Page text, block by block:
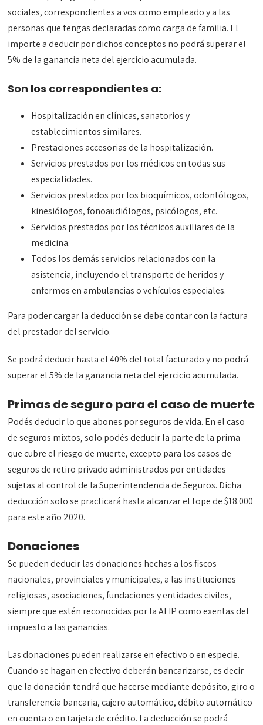
sociales, correspondientes a vos como empleado y a las
personas que tengas declaradas como carga de familia. El
importe a deducir por dichos conceptos no podrá superar el
5% de la ganancia neta del ejercicio acumulada.
Son los correspondientes a:
Hospitalización en clínicas, sanatorios y
establecimientos similares.
Prestaciones accesorias de la hospitalización.
Servicios prestados por los médicos en todas sus
especialidades.
Servicios prestados por los bioquímicos, odontólogos,
kinesiólogos, fonoaudiólogos, psicólogos, etc.
Servicios prestados por los técnicos auxiliares de la
medicina.
Todos los demás servicios relacionados con la
asistencia, incluyendo el transporte de heridos y
enfermos en ambulancias o vehículos especiales.
Para poder cargar la deducción se debe contar con la factura
del prestador del servicio.
Se podrá deducir hasta el 40% del total facturado y no podrá
superar el 5% de la ganancia neta del ejercicio acumulada.
Primas de seguro para el caso de muerte
Podés deducir lo que abones por seguros de vida. En el caso
de seguros mixtos, solo podés deducir la parte de la prima
que cubre el riesgo de muerte, excepto para los casos de
seguros de retiro privado administrados por entidades
sujetas al control de la Superintendencia de Seguros. Dicha
deducción solo se practicará hasta alcanzar el tope de $18.000
para este año 2020.
Donaciones
Se pueden deducir las donaciones hechas a los fiscos
nacionales, provinciales y municipales, a las instituciones
religiosas, asociaciones, fundaciones y entidades civiles,
siempre que estén reconocidas por la AFIP como exentas del
impuesto a las ganancias.
Las donaciones pueden realizarse en efectivo o en especie.
Cuando se hagan en efectivo deberán bancarizarse, es decir
que la donación tendrá que hacerse mediante depósito, giro o
transferencia bancaria, cajero automático, débito automático
en cuenta o en tarjeta de crédito. La deducción se podrá